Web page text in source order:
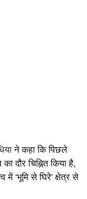
ने कहा कि पिछले
दौर चिह्नित किया है,
में 'भूमि से घिरे' क्षेत्र से